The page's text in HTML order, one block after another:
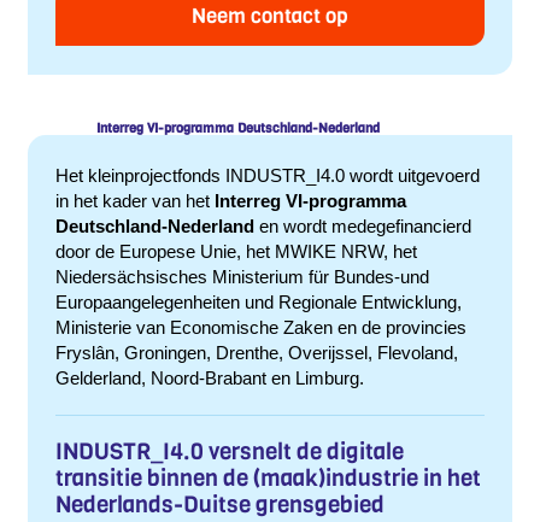
Neem contact op
Interreg VI-programma Deutschland-Nederland
Het kleinprojectfonds INDUSTR_I4.0 wordt uitgevoerd
in het kader van het Interreg VI-programma
Deutschland-Nederland en wordt medegefinancierd
door de Europese Unie, het MWIKE NRW, het
Niedersächsisches Ministerium für Bundes-und
Europaangelegenheiten und Regionale Entwicklung,
Ministerie van Economische Zaken en de provincies
Fryslân, Groningen, Drenthe, Overijssel, Flevoland,
Gelderland, Noord-Brabant en Limburg.
INDUSTR_I4.0 versnelt de digitale
transitie binnen de (maak)industrie in het
Nederlands-Duitse grensgebied